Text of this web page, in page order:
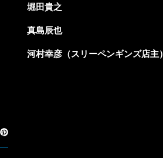
堀田貴之
真島辰也
河村幸彦（スリーペンギンズ店主）